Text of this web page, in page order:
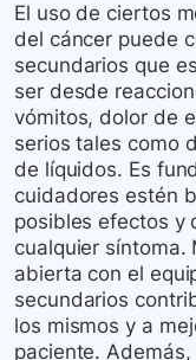
El uso de ciertos
del cáncer puede
secundarios que
ser desde
vómitos, dolor de
serios tales como
de líquidos. Es
cuidadores estén
posibles efectos y
cualquier síntoma.
abierta con el
secundarios
los mismos y a
paciente.